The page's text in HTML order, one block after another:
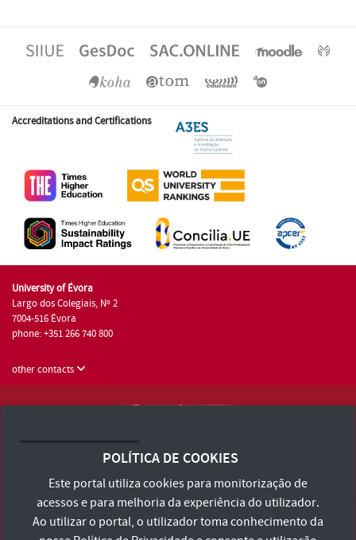
Accreditations and Certifications
University of Évora
Largo dos Colegiais, Nº 2
7004-516 Évora
phone: +351 266 740 800
other contacts
Terms and Conditions and Privacy Policy
Accessibility Statement
POLÍTICA DE COOKIES
Este portal utiliza cookies para monitorização de
acessos e para melhoria da experiência do utilizador.
Ao utilizar o portal, o utilizador toma conhecimento da